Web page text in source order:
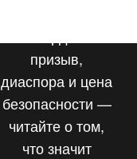
призыв,
диаспора и цена
безопасности —
читайте о том,
что значит